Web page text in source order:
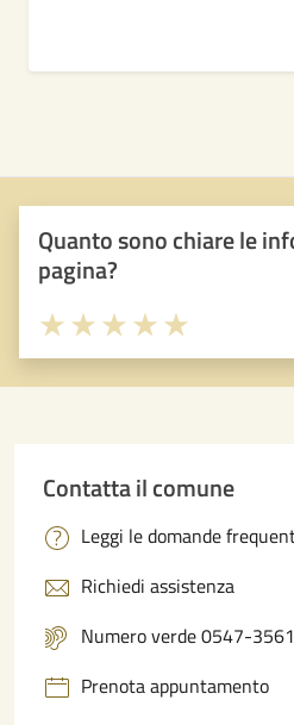
Quanto sono chiare le
pagina?
Valuta 5 stelle
Valuta 4 stelle su 5
Valuta 3 stelle su 5
Valuta 2 stelle su 5
Valuta 1 stelle su 5
Contatta il comune
Leggi le domande
Richiedi assistenza
Numero verde 0547-
Prenota appuntamento